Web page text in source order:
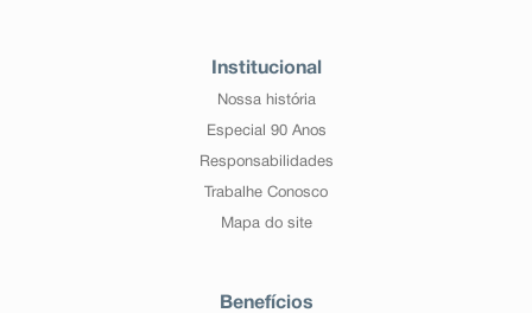
Institucional
Nossa história
Especial 90 Anos
Responsabilidades
Trabalhe Conosco
Mapa do site
Benefícios